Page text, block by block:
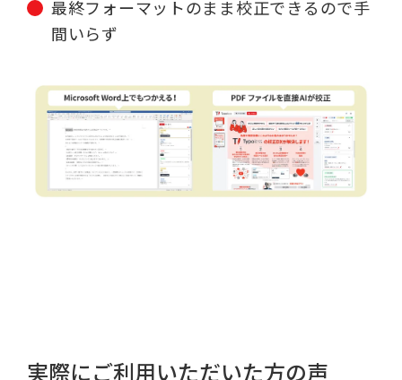
最終フォーマットのまま校正できるので手
間いらず
実際にご利用いただいた方の声